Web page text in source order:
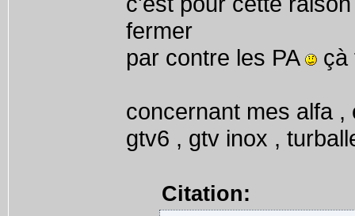
fermer
par contre les PA
çà
concernant mes alfa
gtv6 , gtv inox ,
Citation: